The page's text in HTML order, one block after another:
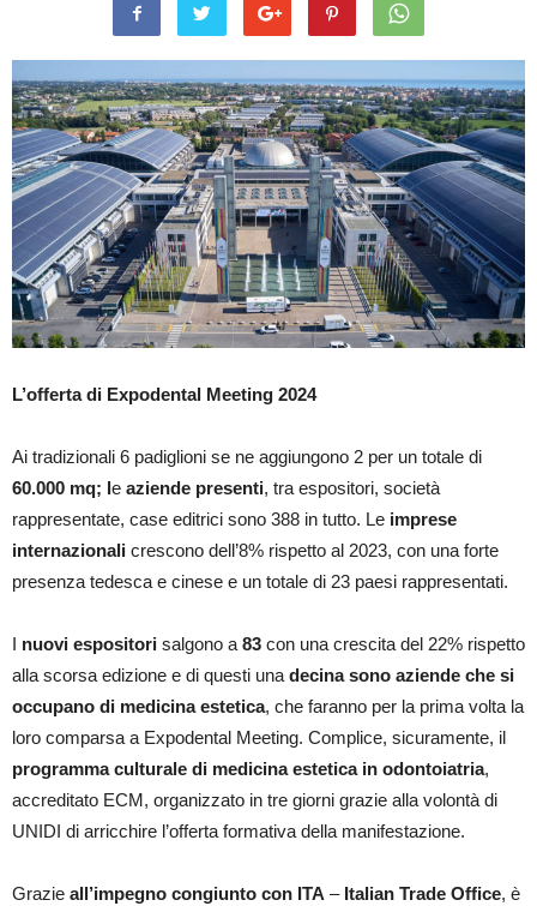
L’offerta di Expodental Meeting 2024
Ai tradizionali 6 padiglioni se ne aggiungono 2 per un totale di
60.000 mq; le aziende presenti, tra espositori, società
rappresentate, case editrici sono 388 in tutto. Le imprese
internazionali crescono dell’8% rispetto al 2023, con una forte
presenza tedesca e cinese e un totale di 23 paesi rappresentati.
I nuovi espositori salgono a83 con una crescita del 22% rispetto
alla scorsa edizione e di questi unadecina sono aziende che si
occupano di medicina estetica, che faranno per la prima volta la
loro comparsa a Expodental Meeting. Complice, sicuramente, il
programma culturale di medicina estetica in odontoiatria,
accreditato ECM, organizzato in tre giorni grazie alla volontà di
UNIDI di arricchire l’offerta formativa della manifestazione.
Grazie all’impegno congiunto con ITA – Italian Trade Office, è